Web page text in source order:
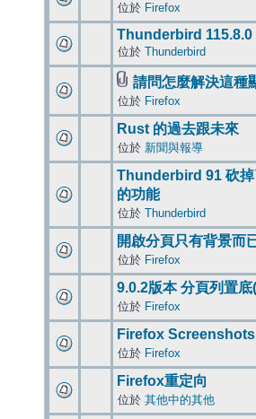
位於 Firefox
Thunderbird
位於 Thunderbird
請問怎麼解決這種
位於 Firefox
Rust 的過去跟未來
位於 新聞與報導
Thunderbird 91 砍掉
的功能
位於 Thunderbird
開啟分頁只有背景而
位於 Firefox
9.0.2版本 分頁列置
位於 Firefox
Firefox
位於 Firefox
Firefox重定向
位於 其他中的其他